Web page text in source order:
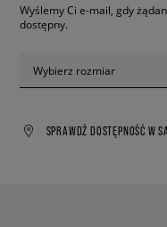
Wyślemy Ci e-mail, gdy
dostępny.
Wybierz rozmiar
SPRAWDŹ DOSTĘPNOŚĆ W